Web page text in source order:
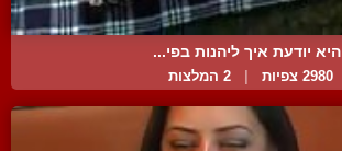
היא יודעת איך ליהנות בפי...
2980 צפיות 2 המלצות